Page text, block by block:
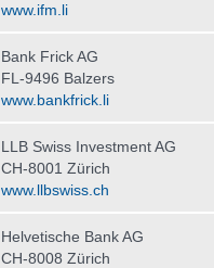
www.ifm.li
Bank Frick AG
FL-9496 Balzers
www.bankfrick.li
LLB Swiss Investment AG
CH-8001 Zürich
www.llbswiss.ch
Helvetische Bank AG
CH-8008 Zürich